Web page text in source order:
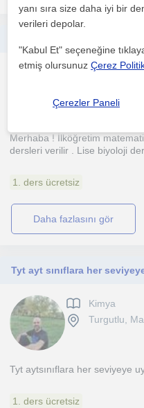
Matematik
Turgutlu,
Merhaba ! İlköğretim
dersleri verilir . Lise biyoloji
1. ders ücretsiz
daha fazlasını gör
Tyt ayt sınıflara her
Kimya
Turgutlu,
Tyt aytsınıflara her seviyeye
1. ders ücretsiz
yanı sıra size daha iyi bir
verileri depolar.
"Kabul Et" seçeneğine
etmiş olursunuzÇerez
Çerezler Paneli